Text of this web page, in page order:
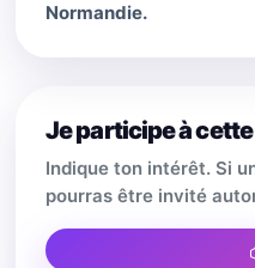
Normandie.
Je participe à
Indique ton intérêt. Si
pourras être invité